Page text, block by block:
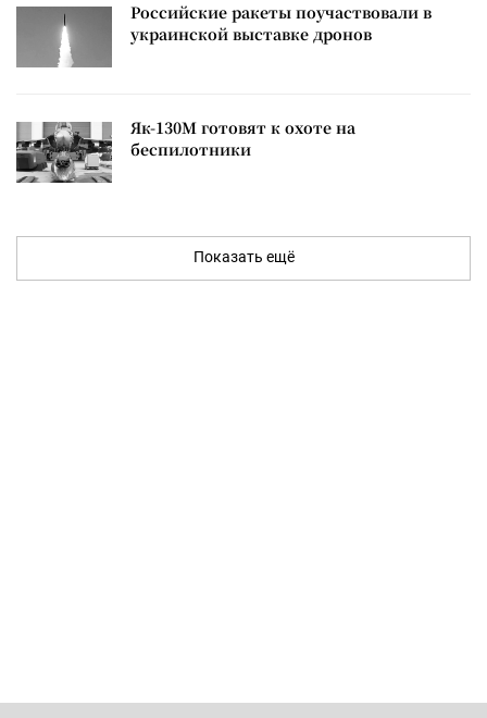
Российские ракеты поучаствовали в
украинской выставке дронов
Як-130М готовят к охоте на
беспилотники
Показать ещё